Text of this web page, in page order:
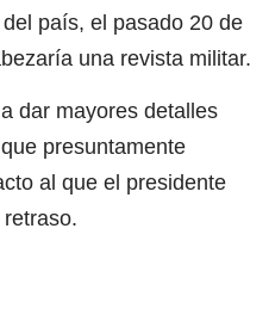
país, el pasado 20 de
una revista militar.
dar mayores detalles
presuntamente
al que el presidente